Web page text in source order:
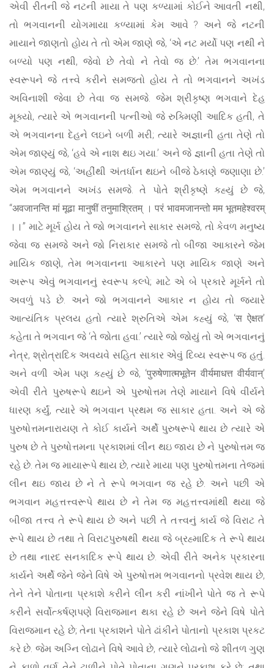
એવી રીતની જે નટની માયા તે પણ કળ્યામાં કોઈને આવતી નથી,
તો ભગવાનની યોગમાયા કળ્યામાં કેમ આવે ? અને જે નટની
માયાને જાણતો હોય તે તો એમ જાણે જે, ‘એ નટ મર્યો પણ નથી ને
બળ્યો પણ નથી, જેવો છે તેવો ને તેવો જ છે.’ તેમ ભગવાનના
સ્વરૂપને જે તત્ત્વે કરીને સમજતો હોય તે તો ભગવાનને અખંડ
અવિનાશી જેવા છે તેવા જ સમજે. જેમ શ્રીકૃષ્ણ ભગવાને દેહ
મૂક્યો, ત્યારે એ ભગવાનની પત્નીઓ જે રુક્મિણી આદિક હતી, તે
એ ભગવાનના દેહને લઇને બળી મરી; ત્યારે અજ્ઞાની હતા તેણે તો
એમ જાણ્યું જે, ‘હવે એ નાશ થઇ ગયા.’ અને જે જ્ઞાની હતા તેણે તો
એમ જાણ્યું જે, ‘અહીંથી અંતર્ધાન થઇને બીજે ઠેકાણે જણાણા છે.’
એમ ભગવાનને અખંડ સમજે. તે પોતે શ્રીકૃષ્ણે કહ્યું છે જે,
“अवजानन्ति मां मूढा मानुषीं तनुमाश्रितम् । परं भावमजानन्तो मम भूतमहेश्वरम्
।।” માટે મૂર્ખ હોય તે જો ભગવાનને સાકાર સમજે, તો કેવળ મનુષ્ય
જેવા જ સમજે અને જો નિરાકાર સમજે તો બીજા આકારને જેમ
માયિક જાણે, તેમ ભગવાનના આકારને પણ માયિક જાણે અને
અરૂપ એવું ભગવાનનું સ્વરૂપ કલ્પે; માટે એ બે પ્રકારે મૂર્ખને તો
અવળું પડે છે. અને જો ભગવાનને આકાર ન હોય તો જ્યારે
આત્યંતિક પ્રલય હતો ત્યારે શ્રુતિએ એમ કહ્યું જે, ‘स ऐक्षत’
કહેતા તે ભગવાન જે ‘તે જોતા હવા.’ ત્યારે જો જોયું તો એ ભગવાનનું
નેત્ર, શ્રોત્રાદિક અવયવે સહિત સાકાર એવું દિવ્ય સ્વરૂપ જ હતું.
અને વળી એમ પણ કહ્યું છે જે, ‘पुरुषेणात्मभूतेन वीर्यमाधत्त वीर्यवान्’
એવી રીતે પુરુષરૂપે થઇને એ પુરુષોત્તમ તેણે માયાને વિષે વીર્યને
ધારણ કર્યું, ત્યારે એ ભગવાન પ્રથમ જ સાકાર હતા. અને એ જે
પુરુષોત્તમનારાયણ તે કોઈ કાર્યને અર્થે પુરુષરૂપે થાય છે ત્યારે એ
પુરુષ છે તે પુરુષોત્તમના પ્રકાશમાં લીન થઇ જાય છે ને પુરુષોત્તમ જ
રહે છે. તેમ જ માયારૂપે થાય છે, ત્યારે માયા પણ પુરુષોત્તમના તેજમાં
લીન થઇ જાય છે ને તે રૂપે ભગવાન જ રહે છે. અને પછી એ
ભગવાન મહત્તત્ત્વરૂપે થાય છે ને તેમ જ મહત્તત્ત્વમાંથી થયા જે
બીજા તત્ત્વ તે રૂપે થાય છે અને પછી તે તત્ત્વનું કાર્ય જે વિરાટ તે
રૂપે થાય છે તથા તે વિરાટપુરુષથી થયા જે બ્રહ્માદિક તે રૂપે થાય
છે તથા નારદ સનકાદિક રૂપે થાય છે. એવી રીતે અનેક પ્રકારના
કાર્યને અર્થે જેને જેને વિષે એ પુરુષોત્તમ ભગવાનનો પ્રવેશ થાય છે,
તેને તેને પોતાના પ્રકાશે કરીને લીન કરી નાંખીને પોતે જ તે રૂપે
કરીને સર્વોત્કર્ષણપણે વિરાજમાન થકા રહે છે અને જેને વિષે પોતે
વિરાજમાન રહે છે; તેના પ્રકાશને પોતે ઢાંકીને પોતાનો પ્રકાશ પ્રકટ
કરે છે. જેમ અગ્નિ લોઢાને વિષે આવે છે, ત્યારે લોઢાનો જે શીતળ ગુણ